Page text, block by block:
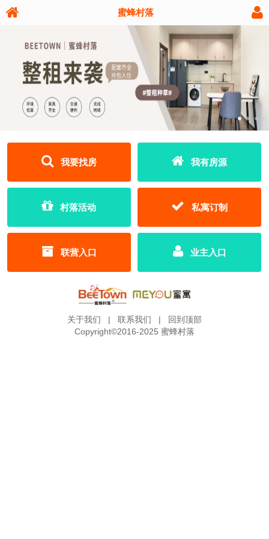
蜜蜂村落
我要找房 我有房源
村落活动 私寓订制
联营入口 业主入口
关于我们 | 联系我们 |
回到顶部
Copyright©2016-2025 蜜蜂村落